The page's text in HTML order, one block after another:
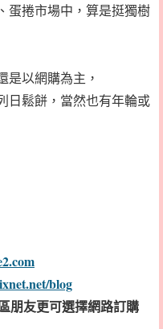
蛋捲市場中，算是挺獨樹
是以網購為主，
日鬆餅，當然也有年輪或
blog
朋友更可選擇網路訂購